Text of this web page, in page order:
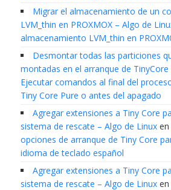
Migrar el almacenamiento de un
LVM_thin en PROXMOX – Algo de
almacenamiento LVM_thin en
Desmontar todas las particiones
montadas en el arranque de
Ejecutar comandos al final del
Tiny Core Pure o antes del apagado
Agregar extensiones a Tiny Core
sistema de rescate – Algo de Linuxen
opciones de arranque de Tiny Core
idioma de teclado español
Agregar extensiones a Tiny Core
sistema de rescate – Algo de Linuxen